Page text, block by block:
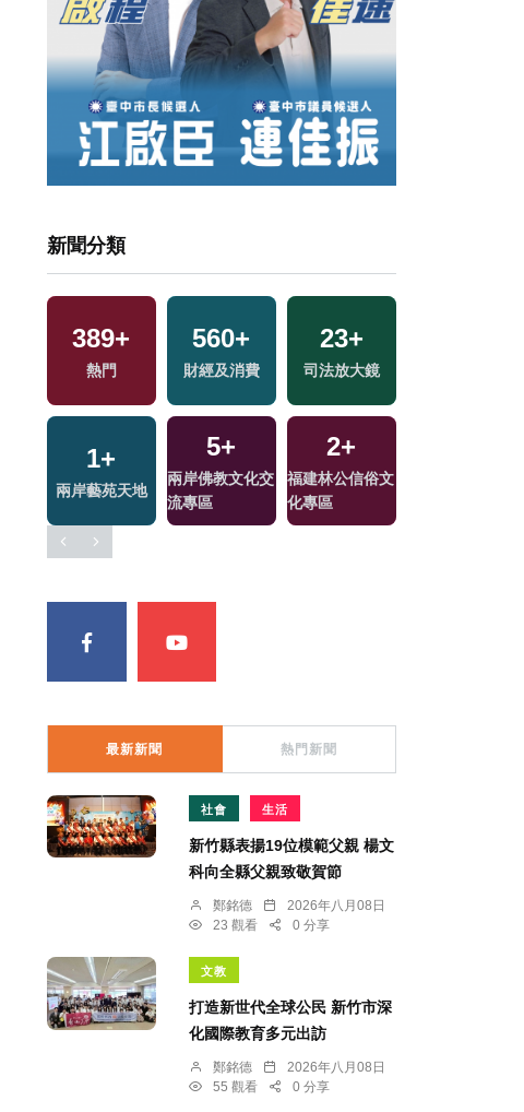
新聞分類
俗文
15+
海峽論壇專區
38+
2024立委選戰
1234+
政治
80+
美食
12+
演唱會
73+
影視
最新新聞 熱門新聞
社會 生活
新竹縣表揚19位模範父親 楊文
科向全縣父親致敬賀節
鄭銘德
2026年八月08日
23 觀看
0 分享
文教
打造新世代全球公民 新竹市深
化國際教育多元出訪
鄭銘德
2026年八月08日
55 觀看
0 分享